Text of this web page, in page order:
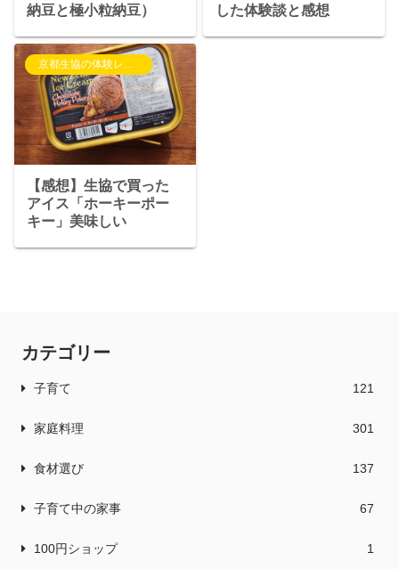
納豆と極小粒納豆）
した体験談と感想
【感想】生協で買った
アイス「ホーキーポー
キー」美味しい
カテゴリー
子育て 121
家庭料理 301
食材選び 137
子育て中の家事 67
100円ショップ 1